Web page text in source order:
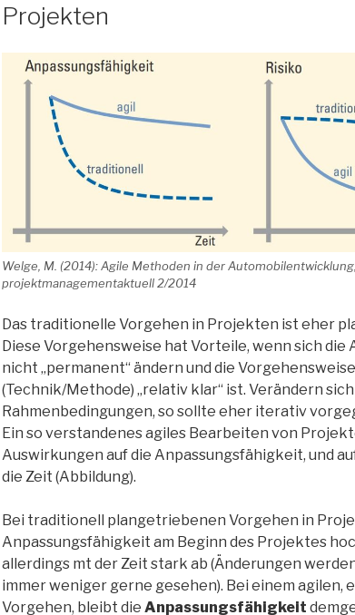
Projekten
Welge, M. (2014): Agile Methoden in der
projektmanagementaktuell 2/2014
Das traditionelle Vorgehen in Projekten ist eher
Diese Vorgehensweise hat Vorteile, wenn sich die
nicht „permanent“ ändern und die Vorgehensweise
(Technik/Methode) „relativ klar“ ist. Verändern
Rahmenbedingungen, so sollte eher iterativ
Ein so verstandenes agiles Bearbeiten von
Auswirkungen auf die Anpassungsfähigkeit, und
die Zeit (Abbildung).
Bei traditionell plangetriebenen Vorgehen in
Anpassungsfähigkeit am Beginn des Projektes
allerdings mt der Zeit stark ab (Änderungen
immer weniger gerne gesehen). Bei einem agilen,
Vorgehen, bleibt die Anpassungsfähigkeit